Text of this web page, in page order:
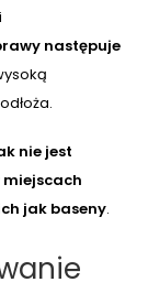
następuje
nie jest
miejscach
jak baseny.